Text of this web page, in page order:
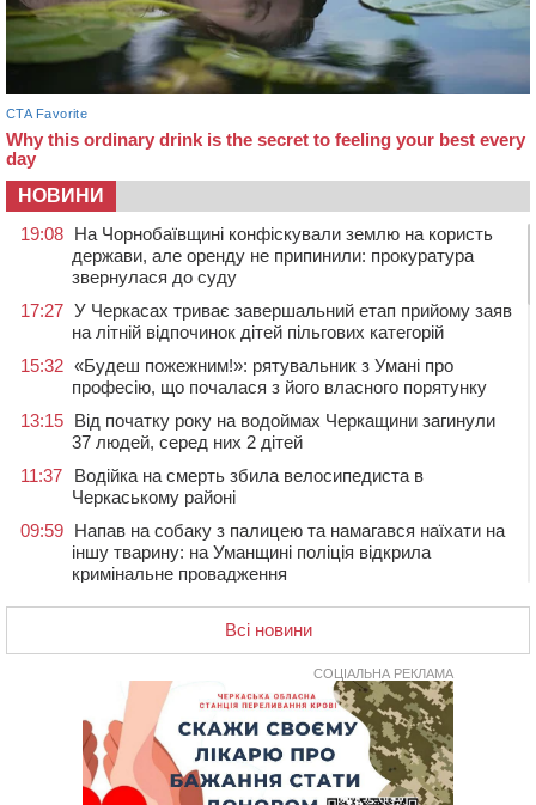
НОВИНИ
19:08 На Чорнобаївщині конфіскували землю на користь
держави, але оренду не припинили: прокуратура
звернулася до суду
17:27 У Черкасах триває завершальний етап прийому заяв
на літній відпочинок дітей пільгових категорій
15:32 «Будеш пожежним!»: рятувальник з Умані про
професію, що почалася з його власного порятунку
13:15 Від початку року на водоймах Черкащини загинули
37 людей, серед них 2 дітей
11:37
Водійка на смерть збила велосипедиста в
Черкаському районі
09:59 Напав на собаку з палицею та намагався наїхати на
іншу тварину: на Уманщині поліція відкрила
кримінальне провадження
08:44 Безкоштовне харчування, укриття та STEM: Черкаси
готують освітню галузь до нового навчального року
Черкаські вершники здобули нагороди української
першості
На Уманщині експосадовицю відділу освіти
судитимуть через завдані бюджету збитки
Всі новини
СОЦІАЛЬНА РЕКЛАМА